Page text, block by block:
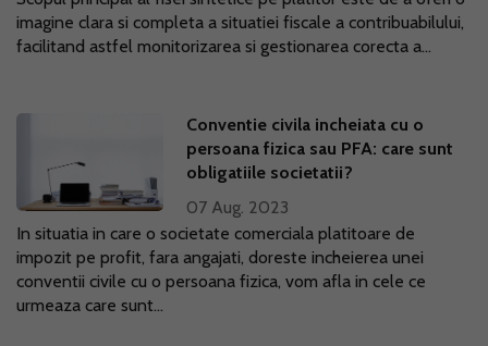
imagine clara si completa a situatiei fiscale a contribuabilului,
facilitand astfel monitorizarea si gestionarea corecta a...
Conventie civila incheiata cu o
persoana fizica sau PFA: care sunt
obligatiile societatii?
07 Aug. 2023
In situatia in care o societate comerciala platitoare de
impozit pe profit, fara angajati, doreste incheierea unei
conventii civile cu o persoana fizica, vom afla in cele ce
urmeaza care sunt...